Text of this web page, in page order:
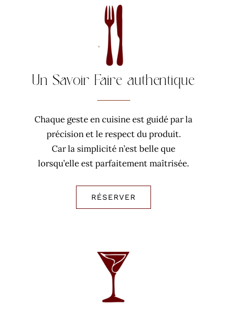
Un Savoir Faire authentique
Chaque geste en cuisine est guidé par la
précision et le respect du produit.
Car la simplicité n’est belle que
lorsqu’elle est parfaitement maîtrisée.
RÉSERVER